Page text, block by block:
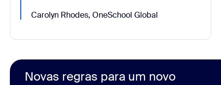
Carolyn Rhodes, OneSchool Global
Novas regras para um novo